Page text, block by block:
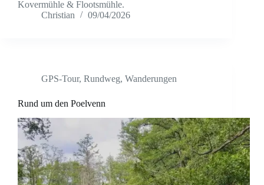
Kovermühle & Flootsmühle.
Christian
09/04/2026
GPS-Tour, Rundweg, Wanderungen
Rund um den Poelvenn